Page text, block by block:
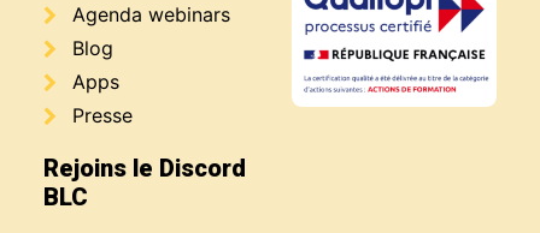
Agenda webinars
Blog
Apps
Presse
Rejoins le Discord
BLC